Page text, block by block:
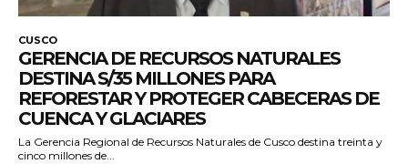
CUSCO
GERENCIA DE RECURSOS NATURALES
DESTINA S/35 MILLONES PARA
REFORESTAR Y PROTEGER CABECERAS DE
CUENCA Y GLACIARES
La Gerencia Regional de Recursos Naturales de Cusco destina treinta y
cinco millones de...